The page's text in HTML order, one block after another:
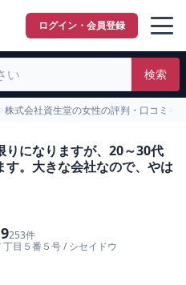
ログイン・会員登録
検索
株式会社資生堂の女性の評判・口コミ
になりますが、20～30代
。大きな会社なので、やは
253件
丁目５番５号/シセイドウ